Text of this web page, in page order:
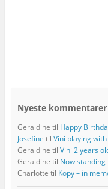
Nyeste kommentarer
Geraldine til Happy
Josefine til Vini playing
Geraldine til Vini 2 years
Geraldine til Now standing
Charlotte til Kopy – in